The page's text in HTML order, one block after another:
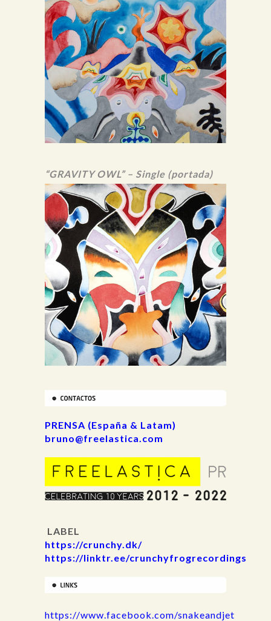
“GRAVITY OWL” – Single (portada)
PRENSA (España & Latam)
bruno@freelastica.com
LABEL
https://crunchy.dk/
https://linktr.ee/crunchyfrogrecordings
https://www.facebook.com/snakeandjet